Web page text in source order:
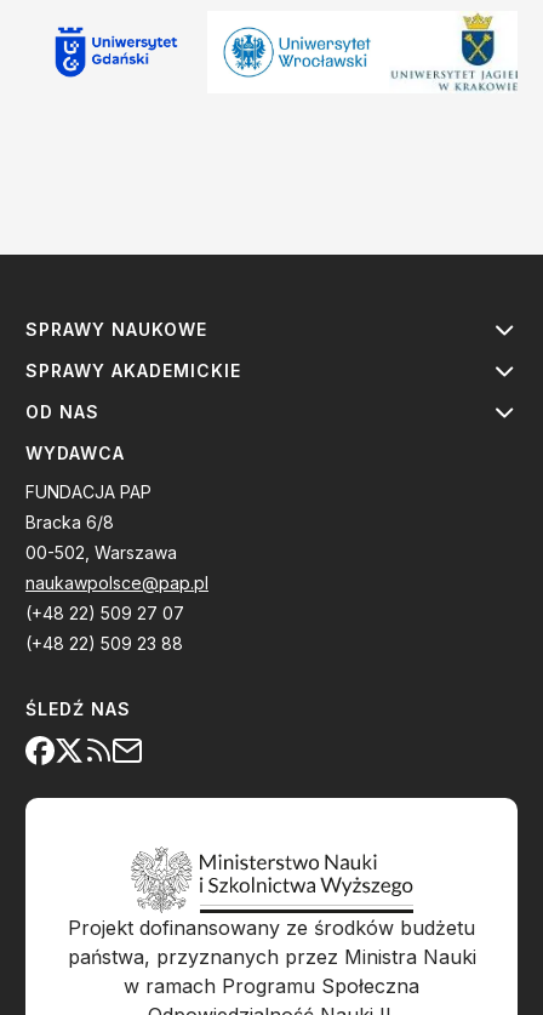
SPRAWY NAUKOWE
SPRAWY AKADEMICKIE
OD NAS
WYDAWCA
FUNDACJA PAP
Bracka 6/8
00-502, Warszawa
naukawpolsce@pap.pl
(+48 22) 509 27 07
(+48 22) 509 23 88
ŚLEDŹ NAS
Projekt dofinansowany ze środków budżetu
państwa, przyznanych przez Ministra Nauki
w ramach Programu Społeczna